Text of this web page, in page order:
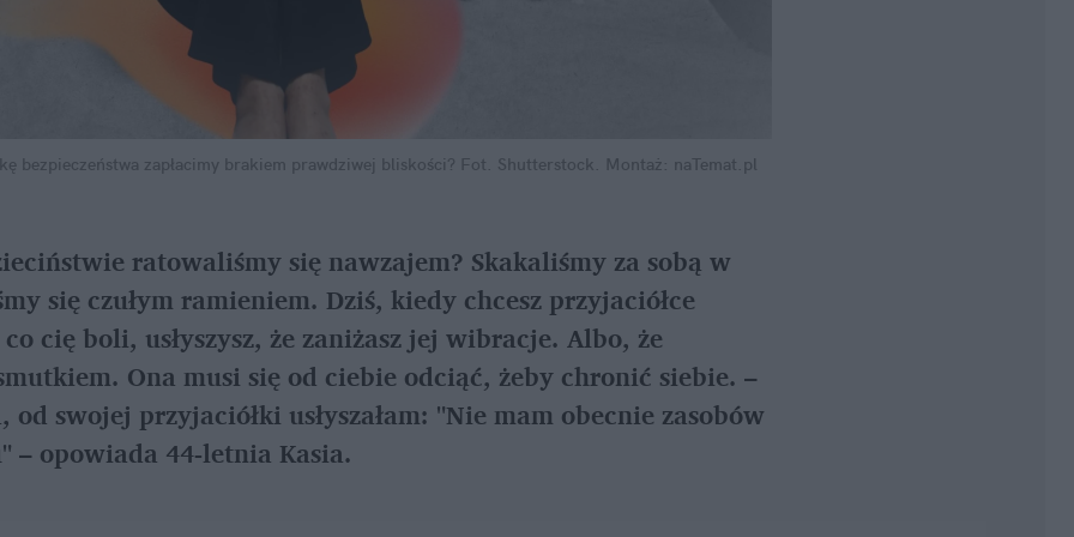
bezpieczeństwa zapłacimy brakiem prawdziwej bliskości? Fot. Shutterstock. Montaż: naTemat.pl
ratowaliśmy się nawzajem? Skakaliśmy za sobą w
się czułym ramieniem. Dziś, kiedy chcesz przyjaciółce
cię boli, usłyszysz, że zaniżasz jej wibracje. Albo, że
Ona musi się od ciebie odciąć, żeby chronić siebie. –
swojej przyjaciółki usłyszałam: "Nie mam obecnie zasobów
– opowiada 44-letnia Kasia.